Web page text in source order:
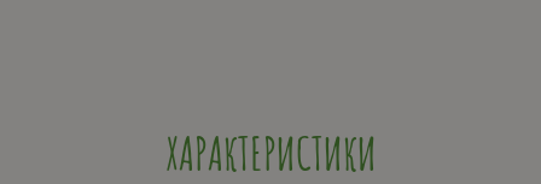
ХАРАКТЕРИСТИКИ